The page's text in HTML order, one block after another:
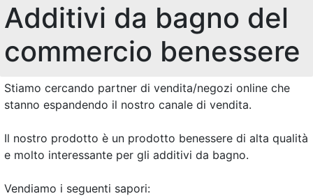
Additivi da bagno del
commercio benessere
Stiamo cercando partner di vendita/negozi online che
stanno espandendo il nostro canale di vendita.
Il nostro prodotto è un prodotto benessere di alta qualità
e molto interessante per gli additivi da bagno.
Vendiamo i seguenti sapori: